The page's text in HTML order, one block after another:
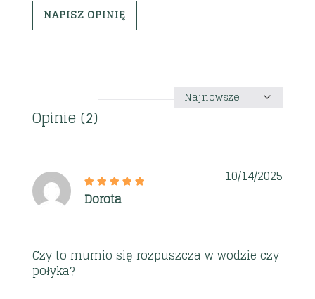
NAPISZ OPINIĘ
Sortuj
według
Opinie (2)
Dorota
10/14/2025
Czy to mumio się rozpuszcza w wodzie czy
połyka?